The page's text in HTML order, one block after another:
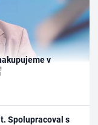
v
Spolupracoval s